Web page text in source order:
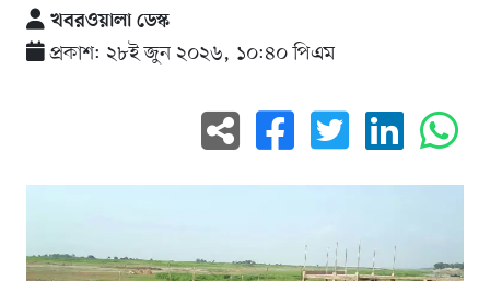
খবরওয়ালা ডেস্ক
প্রকাশ: ২৮ই জুন ২০২৬, ১০:৪০ পিএম